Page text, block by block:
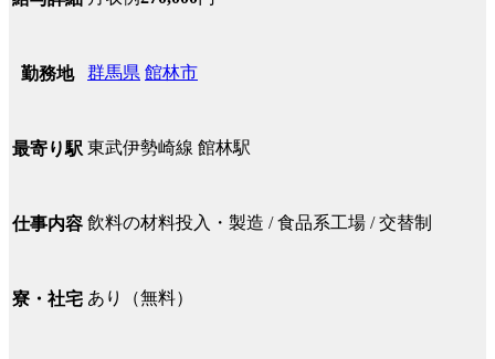
勤務地 群馬県 館林市
最寄り駅 東武伊勢崎線 館林駅
仕事内容 飲料の材料投入・製造 / 食品系工場 / 交替制
寮・社宅 あり（無料）